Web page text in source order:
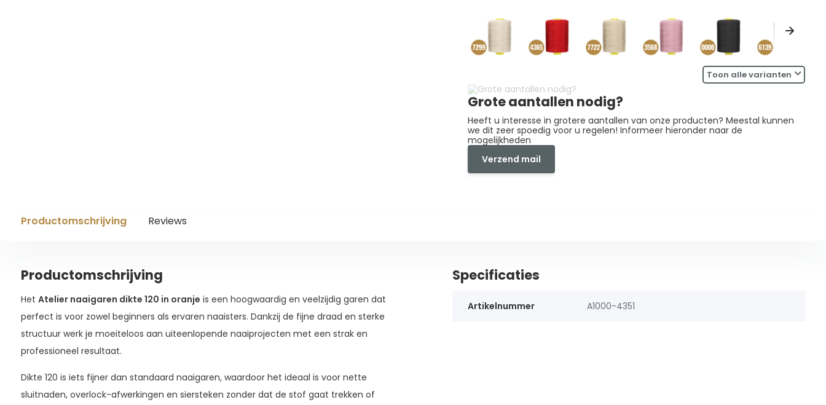
Toon alle varianten
Grote aantallen nodig?
Heeft u interesse in grotere aantallen van onze producten? Meestal kunnen
we dit zeer spoedig voor u regelen! Informeer hieronder naar de
mogelijkheden
Verzend mail
Productomschrijving Reviews
Productomschrijving
Het Atelier naaigaren dikte 120 in oranje is een hoogwaardig en veelzijdig garen dat
perfect is voor zowel beginners als ervaren naaisters. Dankzij de fijne draad en sterke
structuur werk je moeiteloos aan uiteenlopende naaiprojecten met een strak en
professioneel resultaat.
Dikte 120 is iets fijner dan standaard naaigaren, waardoor het ideaal is voor nette
sluitnaden, overlock-afwerkingen en siersteken zonder dat de stof gaat trekken of
Specificaties
Artikelnummer A1000-4351